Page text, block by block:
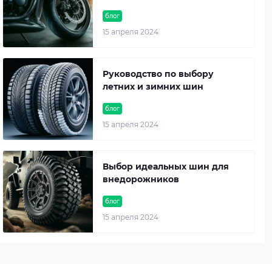
блог
15 апреля 2024
блог
15 апреля 2024
Руководство по выбору
летних и зимних шин
блог
15 апреля 2024
Выбор идеальных шин для
внедорожников